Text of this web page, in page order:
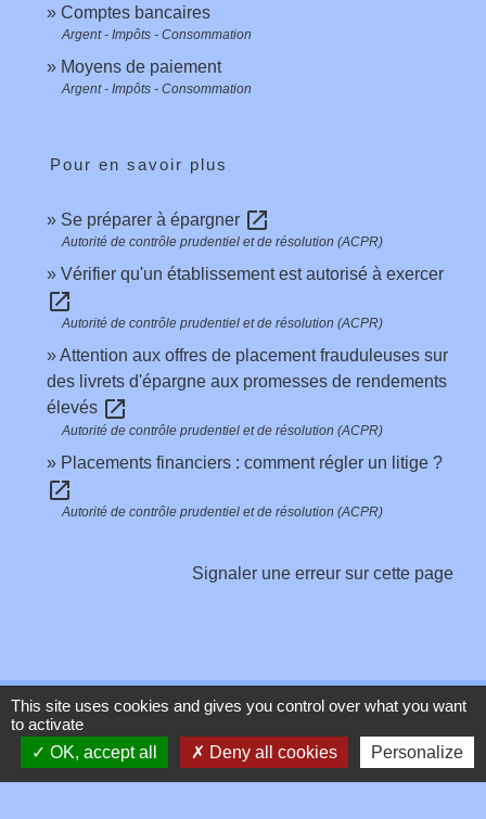
Comptes bancaires
Argent - Impôts - Consommation
Moyens de paiement
Argent - Impôts - Consommation
Pour en savoir plus
Se préparer à épargner open_in_new
Autorité de contrôle prudentiel et de résolution (ACPR)
Vérifier qu'un établissement est autorisé à exercer
open_in_new
Autorité de contrôle prudentiel et de résolution (ACPR)
Attention aux offres de placement frauduleuses sur
des livrets d'épargne aux promesses de rendements
élevés open_in_new
Autorité de contrôle prudentiel et de résolution (ACPR)
Placements financiers : comment régler un litige ?
open_in_new
Autorité de contrôle prudentiel et de résolution (ACPR)
Signaler une erreur sur cette page
Contacts
Commune de Toussieux
346, Route du Morbier
This site uses cookies and gives you control over what you want
to activate
OK, accept all
Deny all cookies Personalize